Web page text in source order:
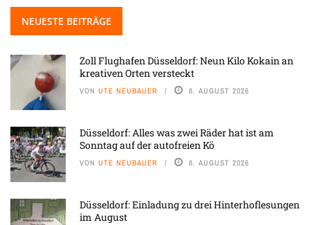
NEUESTE BEITRÄGE
Zoll Flughafen Düsseldorf: Neun Kilo Kokain an
kreativen Orten versteckt
VON UTE NEUBAUER 6. AUGUST 2026
Düsseldorf: Alles was zwei Räder hat ist am
Sonntag auf der autofreien Kö
VON UTE NEUBAUER 6. AUGUST 2026
Düsseldorf: Einladung zu drei Hinterhoflesungen
im August